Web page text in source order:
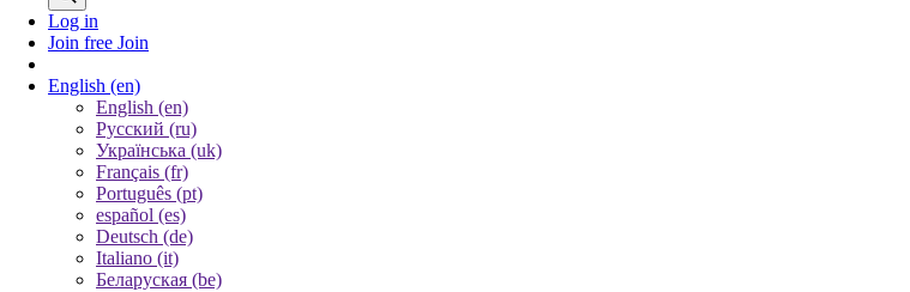
Log in
Join free Join
English (en)
English (en)
Русский (ru)
Українська (uk)
Français (fr)
Português (pt)
español (es)
Deutsch (de)
Italiano (it)
Беларуская (be)